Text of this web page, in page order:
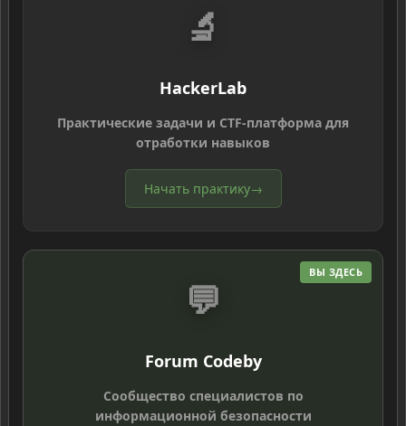
🔬
HackerLab
Практические задачи и CTF-платформа для
отработки навыков
Начать практику→
ВЫ ЗДЕСЬ
💬
Forum Codeby
Сообщество специалистов по
информационной безопасности